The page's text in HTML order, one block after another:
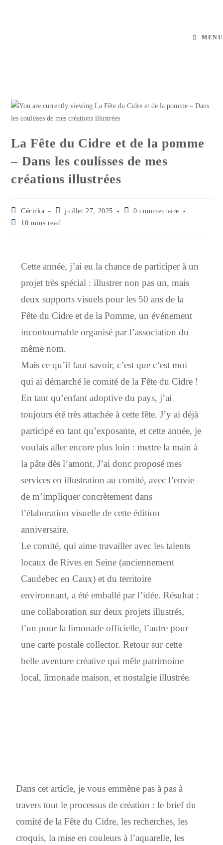
MENU
La Fête du Cidre et de la pomme
– Dans les coulisses de mes
créations illustrées
Cécirka juillet 27, 2025
0 commentaire
10 mins read
Cette année, j’ai eu la chance de participer à un
projet très spécial : illustrer non pas un, mais
deux supports visuels pour les 50 ans de la
Fête du Cidre et de la Pomme, un événement
incontournable organisé par l’association du
même nom.
Mais ce qu’il faut savoir, c’est que c’est moi
qui ai démarché le comité de la Fête du Cidre !
En tant qu’enfant adoptive du pays, j’ai
toujours été très attachée à cette fête. J’y ai déjà
participé en tant qu’exposante, et cette année, je
voulais aller encore plus loin : mettre la main à
la pâte dès l’amont. J’ai donc proposé mes
services en illustration au comité, avec l’envie
de m’impliquer concrètement dans
l’élaboration visuelle de cette édition
anniversaire.
Le comité, qui aime travailler avec les talents
locaux de Rives en Seine (anciennement
Caudebec en Caux) et du territoire
environnant, a été emballé par l’idée. Résultat :
une collaboration sur deux projets illustrés,
l’un pour la limonade officielle, l’autre pour
une carte postale collector. Retour sur cette
belle aventure créative qui mêle patrimoine
local, limonade maison, et nostalgie illustrée.
Dans cet article, je vous emmène pas à pas à
travers tout le processus de création : le brief du
comité de la Fête du Cidre, les recherches, les
croquis, la mise en couleurs à l’aquarelle, les